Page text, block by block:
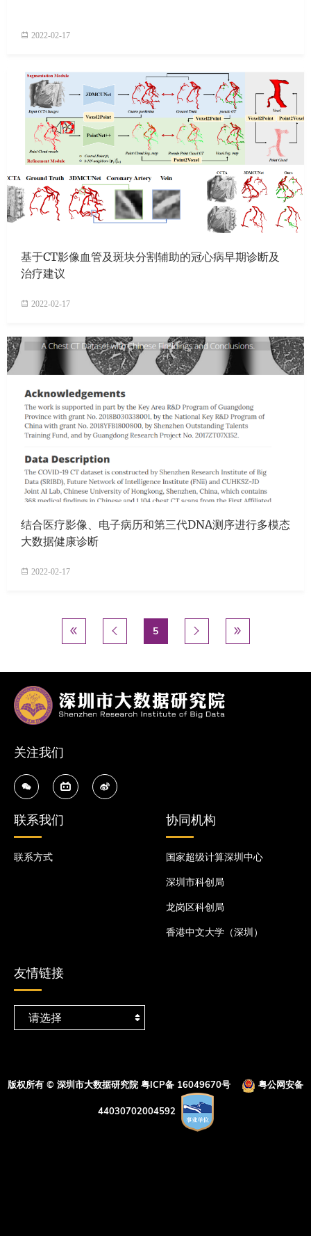
2022-02-17
基于CT影像血管及斑块分割辅助的冠心病早期诊断及
治疗建议
2022-02-17
结合医疗影像、电子病历和第三代DNA测序进行多模态
大数据健康诊断
2022-02-17
首页
 前一页
 ‹ 上一个当前页
5 下一页
下一个 ›
 末页
尾页 »

关注我们
联系我们
联系方式
协同机构
国家超级计算深圳中心
深圳市科创局
龙岗区科创局
香港中文大学（深圳）
友情链接
版权所有 © 深圳市大数据研究院 粤ICP备 16049670号 粤公网安备
44030702004592